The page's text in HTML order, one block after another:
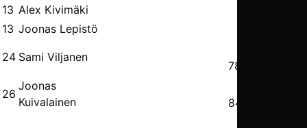
13 Alex Kivimäki
13 Joonas Lepistö
24 Sami Viljanen
78’
26
Joonas
Kuivalainen
84’